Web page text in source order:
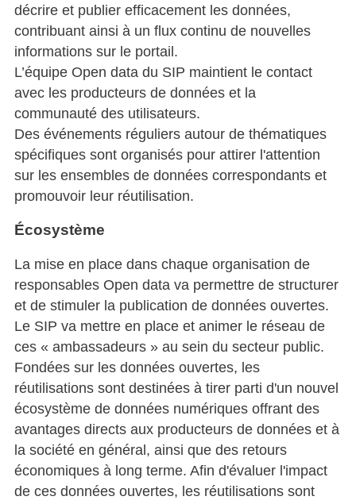
décrire et publier efficacement les données,
contribuant ainsi à un flux continu de nouvelles
informations sur le portail.
L’équipe Open data du SIP maintient le contact
avec les producteurs de données et la
communauté des utilisateurs.
Des événements réguliers autour de thématiques
spécifiques sont organisés pour attirer l'attention
sur les ensembles de données correspondants et
promouvoir leur réutilisation.
Écosystème
La mise en place dans chaque organisation de
responsables Open data va permettre de structurer
et de stimuler la publication de données ouvertes.
Le SIP va mettre en place et animer le réseau de
ces « ambassadeurs » au sein du secteur public.
Fondées sur les données ouvertes, les
réutilisations sont destinées à tirer parti d'un nouvel
écosystème de données numériques offrant des
avantages directs aux producteurs de données et à
la société en général, ainsi que des retours
économiques à long terme. Afin d'évaluer l'impact
de ces données ouvertes, les réutilisations sont